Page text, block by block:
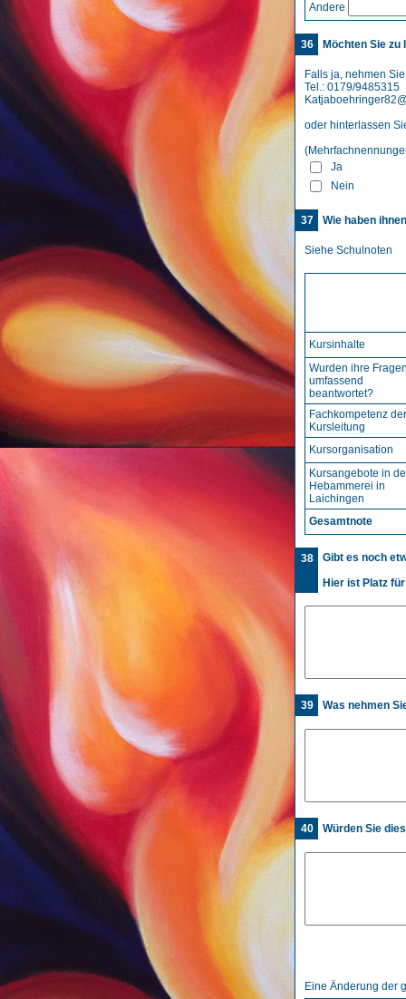
Andere
36 Möchten Sie
Falls ja, nehmen
Tel.: 0179/9485315
oder hinterlassen
Ja
Nein
37 Wie haben
Siehe Schulnoten
Kursinhalte
Wurden ihre
umfassend
beantwortet?
Fachkompetenz der
Kursleitung
Kursorganisation
Kursangebote in
Hebammerei in
Laichingen
Gesamtnote
38
Gibt es noch
Hier ist Platz
39 Was nehmen
40 Würden Sie
Eine Änderung der